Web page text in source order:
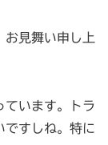
お見舞い申し上
ています。トラ
ですしね。特に